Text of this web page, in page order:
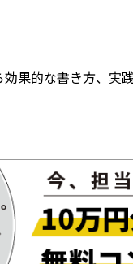
果的な書き方、実